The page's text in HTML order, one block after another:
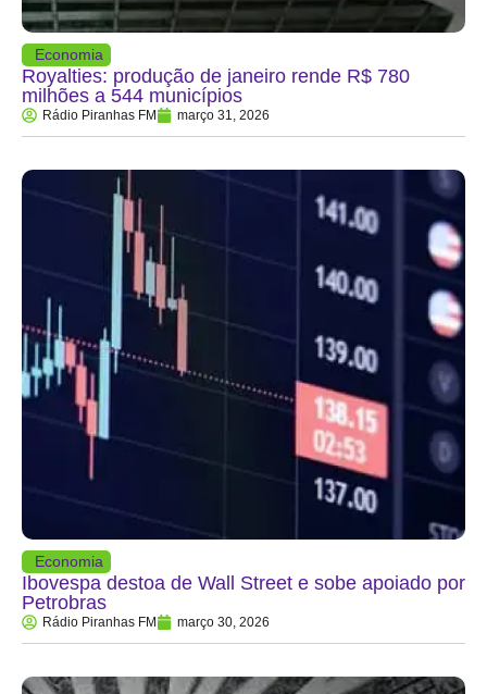
Economia
Royalties: produção de janeiro rende R$ 780
milhões a 544 municípios
Rádio Piranhas FM março 31, 2026
Economia
Ibovespa destoa de Wall Street e sobe apoiado por
Petrobras
Rádio Piranhas FM março 30, 2026